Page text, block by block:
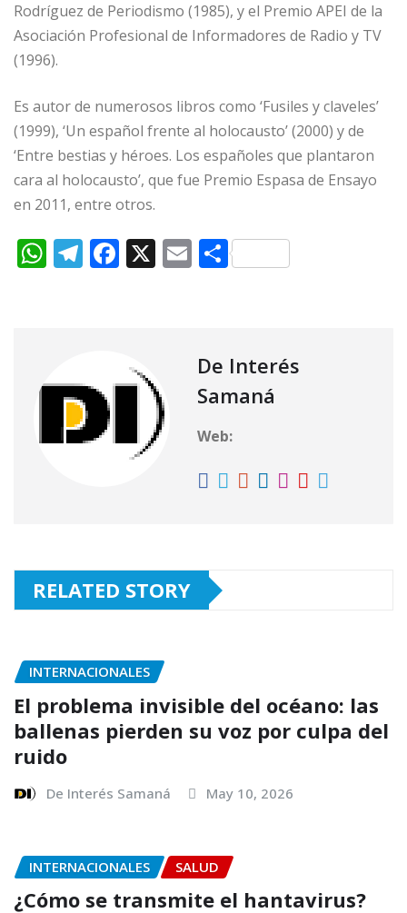
Rodríguez de Periodismo (1985), y el Premio APEI de la
Asociación Profesional de Informadores de Radio y TV
(1996).
Es autor de numerosos libros como ‘Fusiles y claveles’
(1999), ‘Un español frente al holocausto’ (2000) y de
‘Entre bestias y héroes. Los españoles que plantaron
cara al holocausto’, que fue Premio Espasa de Ensayo
en 2011, entre otros.
W
p
p
T
m
F
b
o
k
X E C
ar
ti
r
De Interés
Samaná
Web:
RELATED STORY
INTERNACIONALES
El problema invisible del océano: las
ballenas pierden su voz por culpa del
ruido
De Interés Samaná May 10, 2026
INTERNACIONALES SALUD
¿Cómo se transmite el hantavirus?